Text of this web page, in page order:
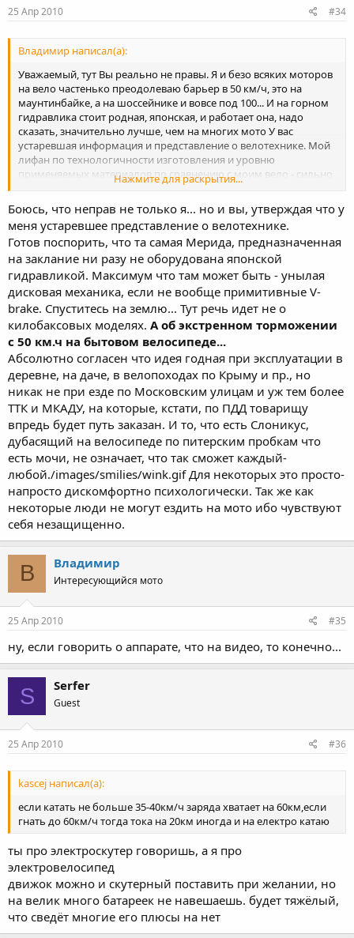
25 Апр 2010 #34
Владимир написал(а):
Уважаемый, тут Вы реально не правы. Я и безо всяких моторов
на вело частенько преодолеваю барьер в 50 км/ч, это на
маунтинбайке, а на шоссейнике и вовсе под 100... И на горном
гидравлика стоит родная, японская, и работает она, надо
сказать, значительно лучше, чем на многих мото У вас
устаревшая информация и представление о велотехнике. Мой
лифан по технологичности изготовления и уровню
применяемых материалов по сравнению с моим вело - сильно
Нажмите для раскрытия...
Боюсь, что неправ не только я... но и вы, утверждая что у
меня устаревшее представление о велотехнике.
Готов поспорить, что та самая Мерида, предназначенная
на заклание ни разу не оборудована японской
гидравликой. Максимум что там может быть - унылая
дисковая механика, если не вообще примитивные V-
brake. Спуститесь на землю... Тут речь идет не о
килобаксовых моделях. А об экстренном торможении
с 50 км.ч на бытовом велосипеде...
Абсолютно согласен что идея годная при эксплуатации в
деревне, на даче, в велопоходах по Крыму и пр., но
никак не при езде по Московским улицам и уж тем более
ТТК и МКАДУ, на которые, кстати, по ПДД товарищу
впредь будет путь заказан. И то, что есть Слоникус,
дубасящий на велосипеде по питерским пробкам что
есть мочи, не означает, что так сможет каждый-
любой./images/smilies/wink.gif Для некоторых это просто-
напросто дискомфортно психологически. Так же как
некоторые люди не могут ездить на мото ибо чувствуют
себя незащищенно.
В Владимир
Интересующийся мото
25 Апр 2010 #35
ну, если говорить о аппарате, что на видео, то конечно...
S Serfer
Guest
25 Апр 2010 #36
kascej написал(а):
если катать не больше 35-40км/ч заряда хватает на 60км,если
гнать до 60км/ч тогда тока на 20км иногда и на електро катаю
ты про электроскутер говоришь, а я про
электровелосипед
движок можно и скутерный поставить при желании, но
на велик много батареек не навешаешь. будет тяжёлый,
что сведёт многие его плюсы на нет